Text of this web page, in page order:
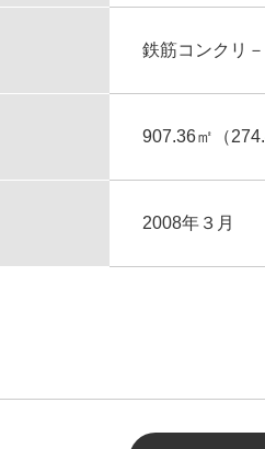
鉄筋コンクリ
907.36㎡（
2008年３月